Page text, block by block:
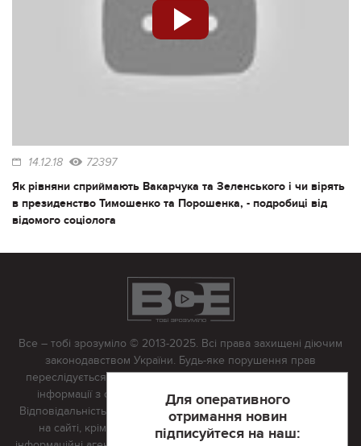
14.12.18 72397
Як рівняни сприймають Вакарчука та Зеленського і чи вірять
в президенство Тимошенко та Порошенка, - подробиці від
відомого соціолога
Для оперативного
отримання новин
підписуйтеся на наш:
Все – тобі зрозуміло © 2013-2025. Всі права захищені діючим
законодавством України. Будь-яке порушення прав
переслідується в судовому порядку. Будь-яке відтворення
інформації з сайту тільки з письмово дозволу редакції.
Відповідальність за достовірність усіх матеріалів, розміщених
на сайті, крім матеріалів, які містять посилання на інші